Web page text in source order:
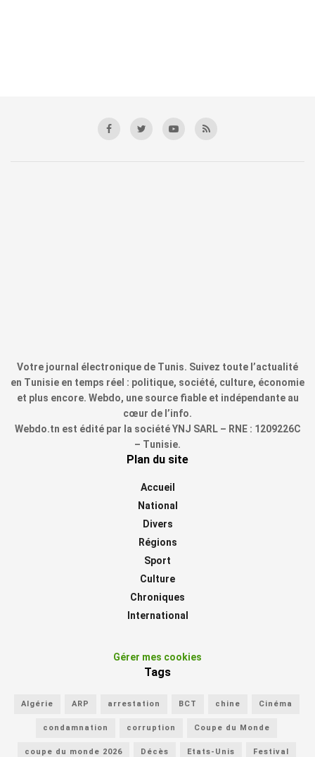
Votre journal électronique de Tunis. Suivez toute l’actualité
en Tunisie en temps réel : politique, société, culture, économie
et plus encore. Webdo, une source fiable et indépendante au
cœur de l’info.
Webdo.tn est édité par la société YNJ SARL – RNE : 1209226C
– Tunisie.
Plan du site
Accueil
National
Divers
Régions
Sport
Culture
Chroniques
International
Gérer mes cookies
Tags
Algérie ARP arrestation BCT chine Cinéma
condamnation corruption Coupe du Monde
coupe du monde 2026 Décès Etats-Unis Festival